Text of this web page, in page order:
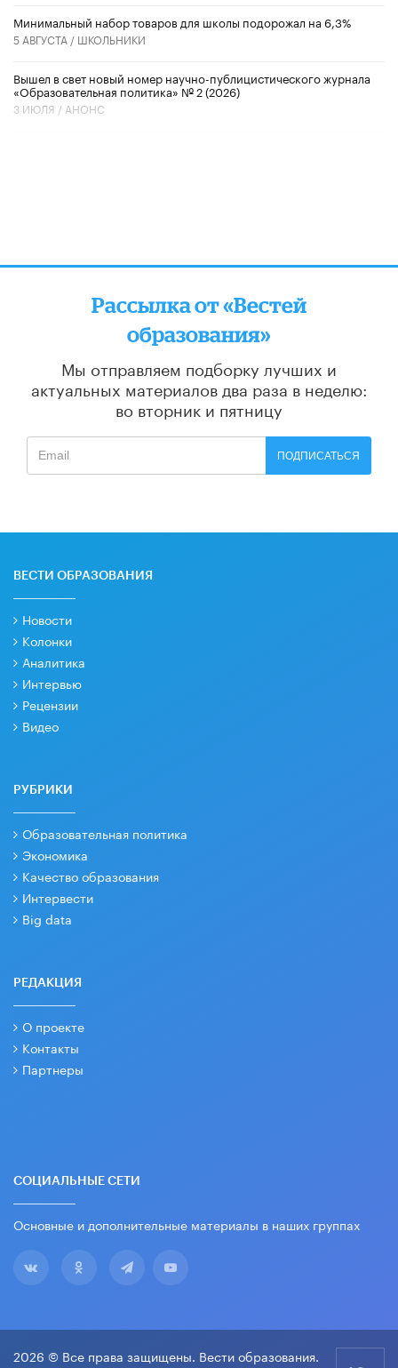
Минимальный набор товаров для школы подорожал на 6,3%
5 АВГУСТА / ШКОЛЬНИКИ
Вышел в свет новый номер научно-публицистического журнала
«Образовательная политика» № 2 (2026)
3 ИЮЛЯ / АНОНС
Рассылка от «Вестей
образования»
Мы отправляем подборку лучших и
актуальных материалов два раза в неделю:
во вторник и пятницу
ПОДПИСАТЬСЯ
ВЕСТИ ОБРАЗОВАНИЯ
Новости
Колонки
Аналитика
Интервью
Рецензии
Видео
РУБРИКИ
Образовательная политика
Экономика
Качество образования
Интервести
Big data
РЕДАКЦИЯ
О проекте
Контакты
Партнеры
СОЦИАЛЬНЫЕ СЕТИ
Основные и дополнительные материалы в наших группах
2026 © Все права защищены. Вести образования.